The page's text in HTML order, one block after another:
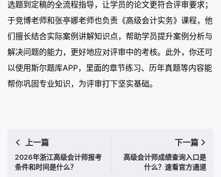
选题到定稿的全流程指导，让学员的论文更符合评审要求；
于竞博老师和张亭娜老师也负责《高级会计实务》课程，他
们擅长结合实际案例讲解知识点，帮助学员提升案例分析与
解决问题的能力，更好地应对评审中的考核。此外，你还可
以使用斯尔题库APP，里面的章节练习、历年真题等内容能
帮你巩固专业知识，为评审打下坚实基础。
上一篇
2026年浙江高级会计师报考
条件和时间是什么？
下一篇
高级会计师成绩查询入口是
什么？速看官方通道